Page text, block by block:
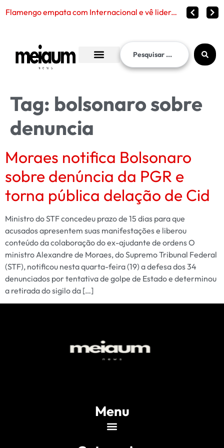
Flamengo empata com Internacional e vê liderança continuar distante no Brasileirão 2026
Tag: bolsonaro sobre
denuncia
Moraes notifica Bolsonaro
sobre denúncia da PGR e
torna pública delação de Cid
Ministro do STF concedeu prazo de 15 dias para que
acusados apresentem suas manifestações e liberou
conteúdo da colaboração do ex-ajudante de ordens O
ministro Alexandre de Moraes, do Supremo Tribunal Federal
(STF), notificou nesta quarta-feira (19) a defesa dos 34
denunciados por tentativa de golpe de Estado e determinou
a retirada do sigilo da […]
Menu